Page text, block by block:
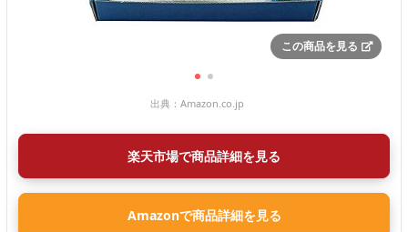
この商品を見る
出典： Amazon.co.jp
楽天市場で商品詳細を見る
Amazonで商品詳細を見る